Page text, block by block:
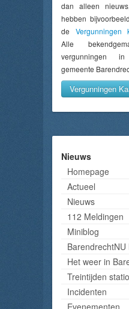
dan alleen
hebben
de Vergunningen
Alle
vergunningen
gemeente
Vergunningen
Nieuws
Homepage
Actueel
Nieuws
112 Meldingen
Miniblog
BarendrechtNU
Het weer in
Treintijden
Incidenten